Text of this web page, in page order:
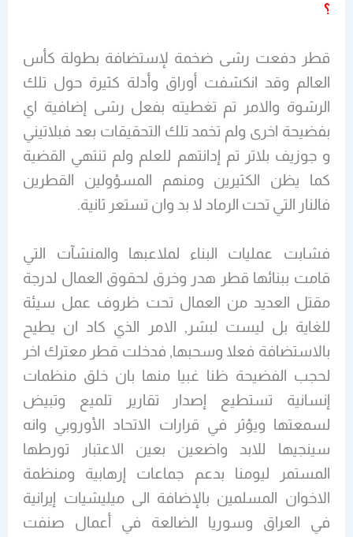
؟
قطر دفعت رشى ضخمة لإستضافة بطولة كأس
العالم وقد انكشفت أوراق وأدلة كثيرة حول تلك
الرشوة والامر تم تغطيته بفعل رشى إضافية اي
بفضيحة اخرى ولم تخمد تلك التحقيقات بعد فبلاتيني
و جوزيف بلاتر تم إدانتهم للعلم ولم تنتهي القضية
كما يظن الكثيرين ومنهم المسؤولين القطرين
فالنار التي تحت الرماد لا بد وان تستعر ثانية.
فشابت عمليات البناء لملاعبها والمنشآت التي
قامت ببنائها قطر هدر وخرق لحقوق العمال لدرجة
مقتل العديد من العمال تحت ظروف عمل سيئة
للغاية بل ليست لبشر, الامر الذي كاد ان يطيح
بالاستضافة فعلا وسحبها, فدخلت قطر معترك اخر
لحجب الفضيحة ظنا غبيا منها بان خلق منظمات
إنسانية تستطيع إصدار تقارير تلميع وتبيض
لسمعتها ويؤثر في قرارات الاتحاد الأوروبي وانه
سينجيها للابد واضعين بعين الاعتبار تورطها
المستمر ليومنا بدعم جماعات إرهابية ومنظمة
الاخوان المسلمين بالإضافة الى ميليشيات إيرانية
في العراق وسوريا الضالعة في أعمال صنفت